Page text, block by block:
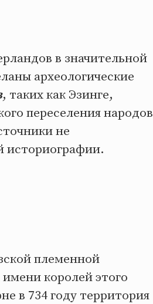
в значительной
археологические
, таких как Эзинге,
переселения народов
не
историографии.
племенной
королей этого
в 734 году территория